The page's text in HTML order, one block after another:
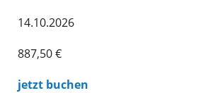
14.10.2026
887,50 €
jetzt buchen